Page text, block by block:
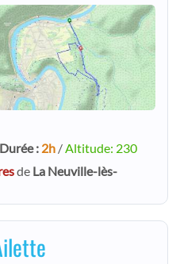
: 2h /Altitude: 230
de La Neuville-lès-